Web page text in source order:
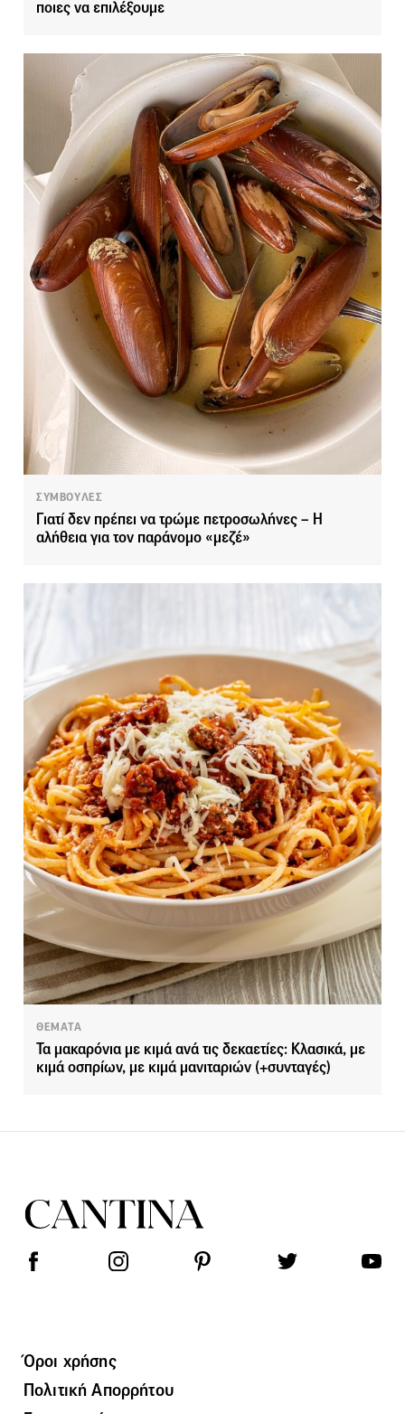
ποιες να επιλέξουμε
ΣΥΜΒΟΥΛΕΣ
Γιατί δεν πρέπει να τρώμε πετροσωλήνες – Η
αλήθεια για τον παράνομο «μεζέ»
ΘΕΜΑΤΑ
Τα μακαρόνια με κιμά ανά τις δεκαετίες: Κλασικά, με
κιμά οσπρίων, με κιμά μανιταριών (+συνταγές)
Όροι χρήσης
Πολιτική Απορρήτου